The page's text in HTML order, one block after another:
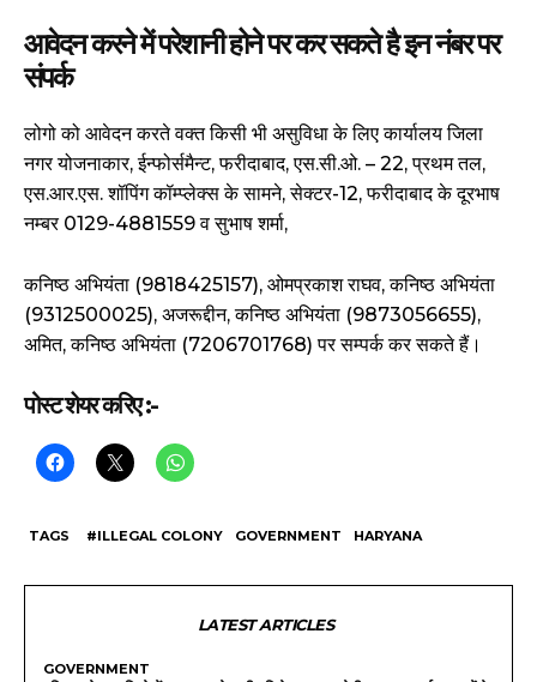
आवेदन करने में परेशानी होने पर कर सकते है इन नंबर पर
संपर्क
लोगो को आवेदन करते वक्त किसी भी असुविधा के लिए कार्यालय जिला
नगर योजनाकार, ईन्फोर्समैन्ट, फरीदाबाद, एस.सी.ओ. – 22, प्रथम तल,
एस.आर.एस. शॉपिंग कॉम्प्लेक्स के सामने, सेक्टर-12, फरीदाबाद के दूरभाष
नम्बर 0129-4881559 व सुभाष शर्मा,
कनिष्ठ अभियंता (9818425157), ओमप्रकाश राघव, कनिष्ठ अभियंता
(9312500025), अजरूद्दीन, कनिष्ठ अभियंता (9873056655),
अमित, कनिष्ठ अभियंता (7206701768) पर सम्पर्क कर सकते हैं।
पोस्ट शेयर करिए :-
TAGS #ILLEGAL COLONY GOVERNMENT HARYANA
LATEST ARTICLES
GOVERNMENT